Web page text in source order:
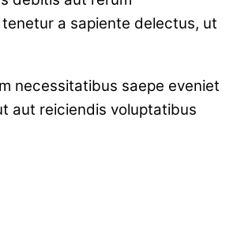
a sapiente delectus, ut
necessitatibus saepe eveniet
aut reiciendis voluptatibus